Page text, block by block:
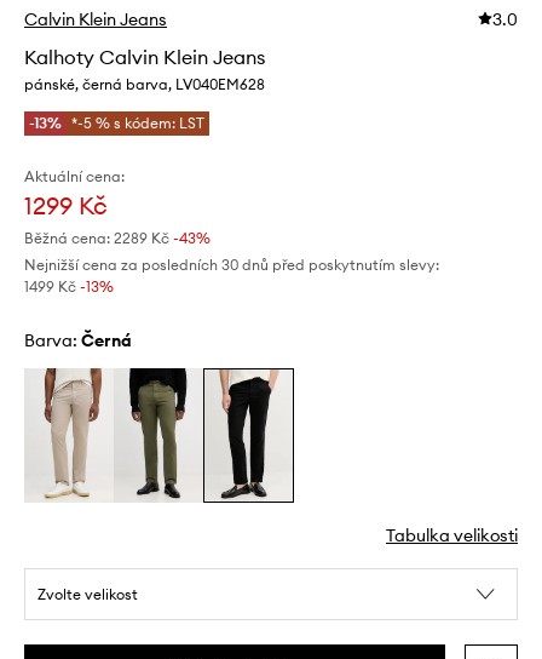
Calvin Klein Jeans 3.0
Kalhoty Calvin Klein Jeans
pánské, černá barva, LV040EM628
-13% *-5 % s kódem: LST
Aktuální cena:
1299 Kč
Běžná cena: 2289 Kč -43%
Nejnižší cena za posledních 30 dnů před poskytnutím slevy:
1499 Kč -13%
Barva: černá
Tabulka velikosti
Zvolte velikost